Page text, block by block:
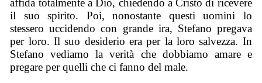
affida totalmente a Dio, chiedendo a Cristo di ricevere
il suo spirito. Poi, nonostante questi uomini lo
stessero uccidendo con grande ira, Stefano pregava
per loro. Il suo desiderio era per la loro salvezza. In
Stefano vediamo la verità che dobbiamo amare e
pregare per quelli che ci fanno del male.